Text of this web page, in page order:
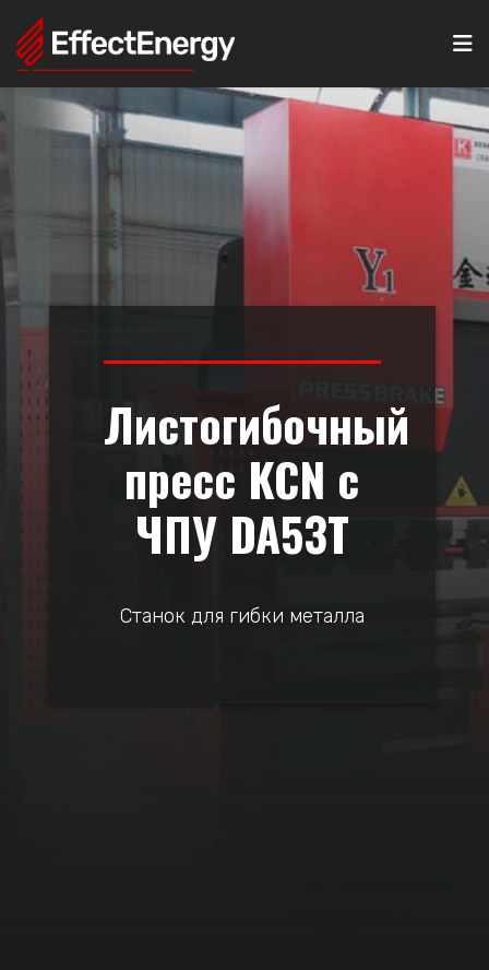
Листогибочный
пресс KCN с
ЧПУ DA53T
Станок для гибки металла